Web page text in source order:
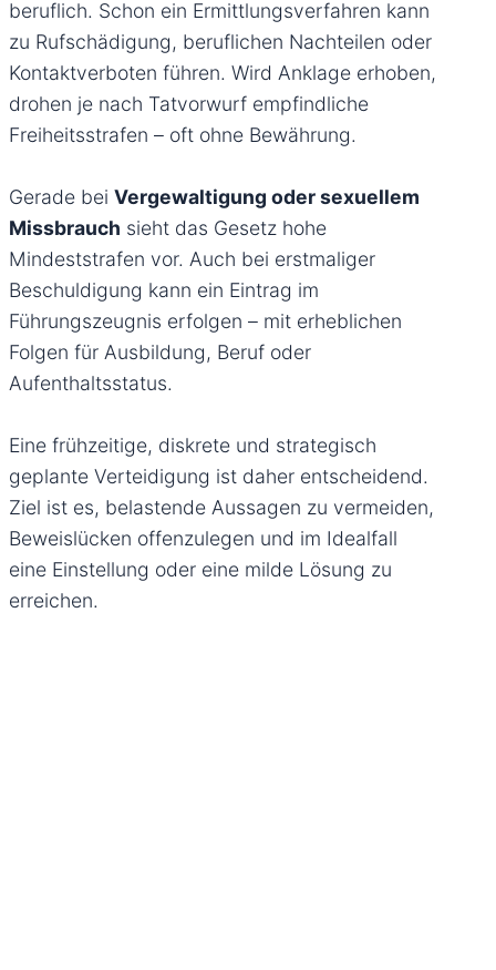
beruflich. Schon ein Ermittlungsverfahren kann
zu Rufschädigung, beruflichen Nachteilen oder
Kontaktverboten führen. Wird Anklage erhoben,
drohen je nach Tatvorwurf empfindliche
Freiheitsstrafen – oft ohne Bewährung.
Gerade bei Vergewaltigung oder sexuellem
Missbrauch sieht das Gesetz hohe
Mindeststrafen vor. Auch bei erstmaliger
Beschuldigung kann ein Eintrag im
Führungszeugnis erfolgen – mit erheblichen
Folgen für Ausbildung, Beruf oder
Aufenthaltsstatus.
Eine frühzeitige, diskrete und strategisch
geplante Verteidigung ist daher entscheidend.
Ziel ist es, belastende Aussagen zu vermeiden,
Beweislücken offenzulegen und im Idealfall
eine Einstellung oder eine milde Lösung zu
erreichen.